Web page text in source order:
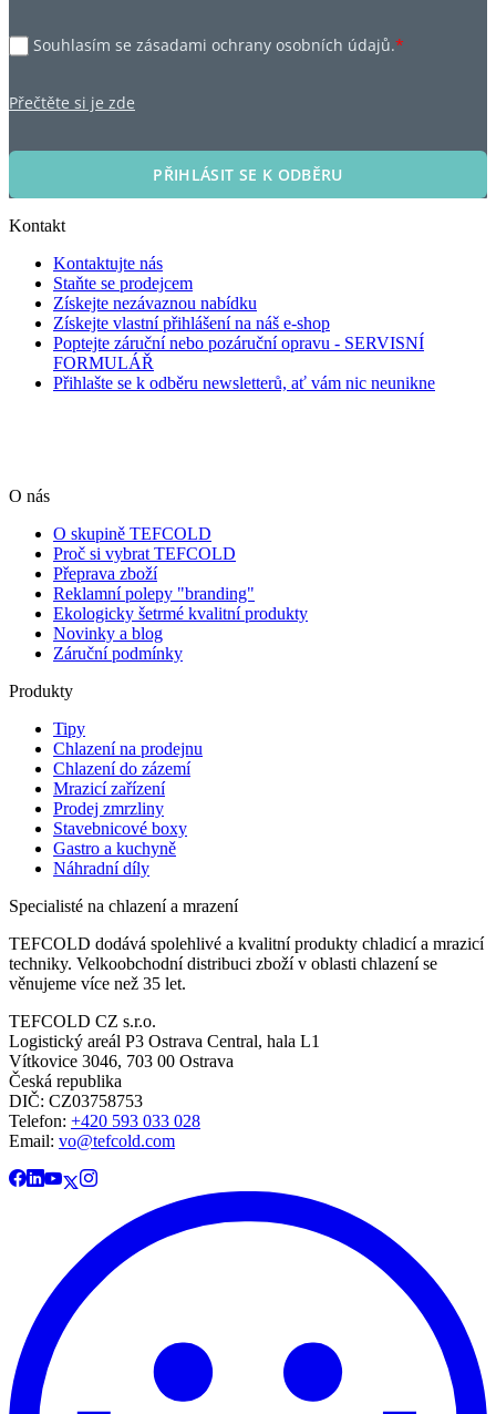
Souhlasím se zásadami ochrany osobních údajů.*
Přečtěte si je zde
PŘIHLÁSIT SE K ODBĚRU
Kontakt
Kontaktujte nás
Staňte se prodejcem
Získejte nezávaznou nabídku
Získejte vlastní přihlášení na náš e-shop
Poptejte záruční nebo pozáruční opravu - SERVISNÍ
FORMULÁŘ
Přihlašte se k odběru newsletterů, ať vám nic neunikne
O nás
O skupině TEFCOLD
Proč si vybrat TEFCOLD
Přeprava zboží
Reklamní polepy "branding"
Ekologicky šetrmé kvalitní produkty
Novinky a blog
Záruční podmínky
Produkty
Tipy
Chlazení na prodejnu
Chlazení do zázemí
Mrazicí zařízení
Prodej zmrzliny
Stavebnicové boxy
Gastro a kuchyně
Náhradní díly
Specialisté na chlazení a mrazení
TEFCOLD dodává spolehlivé a kvalitní produkty chladicí a mrazicí
techniky. Velkoobchodní distribuci zboží v oblasti chlazení se
věnujeme více než 35 let.
TEFCOLD CZ s.r.o.
Logistický areál P3 Ostrava Central, hala L1
Vítkovice 3046, 703 00 Ostrava
Česká republika
DIČ: CZ03758753​​​​​​
Telefon: +420 593 033 028
Email: vo@tefcold.com